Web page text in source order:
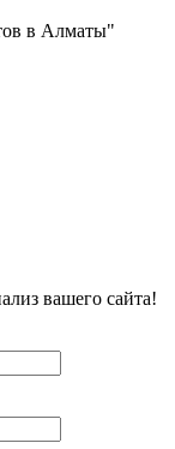
в Алматы"
вашего сайта!